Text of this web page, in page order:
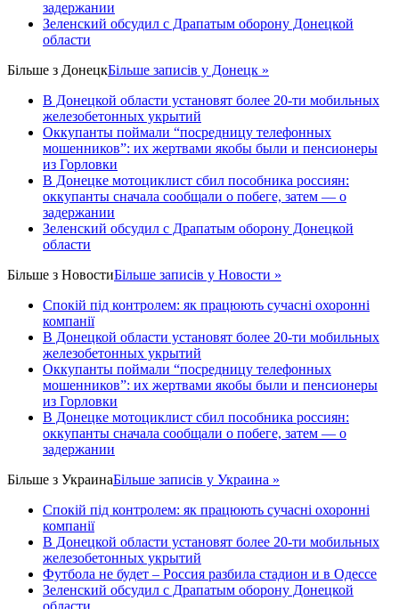
задержании
Зеленский обсудил с Драпатым оборону Донецкой
области
Більше з ДонецкБільше записів у Донецк »
В Донецкой области установят более 20-ти мобильных
железобетонных укрытий
Оккупанты поймали “посредницу телефонных
мошенников”: их жертвами якобы были и пенсионеры
из Горловки
В Донецке мотоциклист сбил пособника россиян:
оккупанты сначала сообщали о побеге, затем — о
задержании
Зеленский обсудил с Драпатым оборону Донецкой
области
Більше з НовостиБільше записів у Новости »
Спокій під контролем: як працюють сучасні охоронні
компанії
В Донецкой области установят более 20-ти мобильных
железобетонных укрытий
Оккупанты поймали “посредницу телефонных
мошенников”: их жертвами якобы были и пенсионеры
из Горловки
В Донецке мотоциклист сбил пособника россиян:
оккупанты сначала сообщали о побеге, затем — о
задержании
Більше з УкраинаБільше записів у Украина »
Спокій під контролем: як працюють сучасні охоронні
компанії
В Донецкой области установят более 20-ти мобильных
железобетонных укрытий
Футбола не будет – Россия разбила стадион и в Одессе
Зеленский обсудил с Драпатым оборону Донецкой
области